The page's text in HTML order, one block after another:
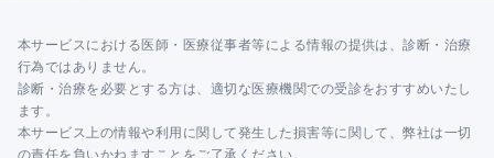
本サービスにおける医師・医療従事者等による情報の提供は、診断・治療
行為ではありません。
診断・治療を必要とする方は、適切な医療機関での受診をおすすめいたし
ます。
本サービス上の情報や利用に関して発生した損害等に関して、弊社は一切
の責任を負いかねますことをご了承ください。